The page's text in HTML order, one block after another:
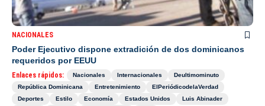
NACIONALES
Poder Ejecutivo dispone extradición de dos dominicanos
requeridos por EEUU
Enlaces rápidos: Nacionales Internacionales
Deultimominuto
República Dominicana
Entretenimiento
ElPeriódicodelaVerdad
Deportes
Estilo Economía Estados Unidos
Luis Abinader